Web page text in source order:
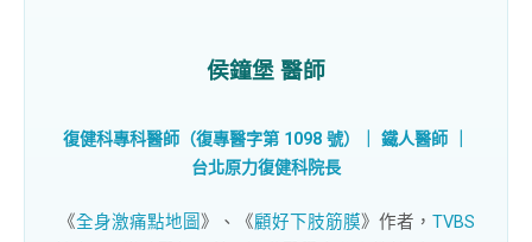
侯鐘堡 醫師
復健科專科醫師（復專醫字第 1098 號）｜ 鐵人醫師 ｜
台北原力復健科院長
《全身激痛點地圖 》、《顧好下肢筋膜》作者， TVBS